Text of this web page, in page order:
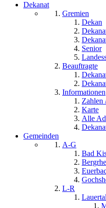
Dekanat
Gremien
Dekan
Senior
Beauftragte
Informationen
Zahlen
Karte
Alle
Gemeinden
A-G
Bad
L-R
Lauertal